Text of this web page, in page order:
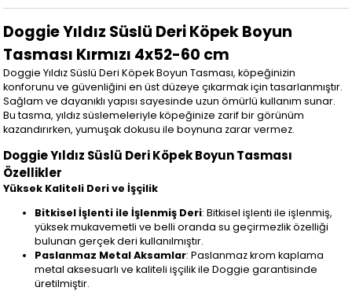
Doggie Yıldız Süslü Deri Köpek Boyun
Tasması Kırmızı 4x52-60 cm
Doggie Yıldız Süslü Deri Köpek Boyun Tasması, köpeğinizin
konforunu ve güvenliğini en üst düzeye çıkarmak için tasarlanmıştır.
Sağlam ve dayanıklı yapısı sayesinde uzun ömürlü kullanım sunar.
Bu tasma, yıldız süslemeleriyle köpeğinize zarif bir görünüm
kazandırırken, yumuşak dokusu ile boynuna zarar vermez.
Doggie Yıldız Süslü Deri Köpek Boyun Tasması
Özellikler
Yüksek Kaliteli Deri ve İşçilik
Bitkisel İşlenti ile İşlenmiş Deri: Bitkisel işlenti ile işlenmiş,
yüksek mukavemetli ve belli oranda su geçirmezlik özelliği
bulunan gerçek deri kullanılmıştır.
Paslanmaz Metal Aksamlar: Paslanmaz krom kaplama
metal aksesuarlı ve kaliteli işçilik ile Doggie garantisinde
üretilmiştir.